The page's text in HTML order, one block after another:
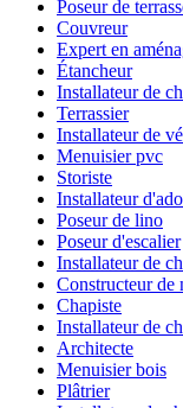
Poseur de
Couvreur
Expert en
Étancheur
Installateur de
Terrassier
Installateur de
Menuisier pvc
Storiste
Installateur
Poseur de lino
Poseur d'escalier
Installateur de
Constructeur de
Chapiste
Installateur de
Architecte
Menuisier bois
Plâtrier